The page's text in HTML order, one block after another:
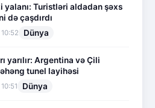
yalanı: Turistləri aldadan şəxs
də çaşdırdı
Dünya
yarılır: Argentina və Çili
tunel layihəsi
Dünya